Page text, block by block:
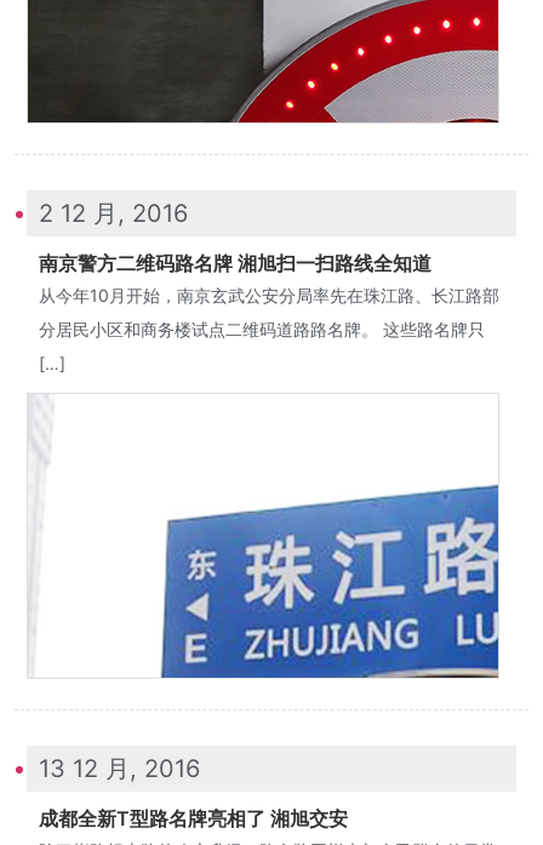
2 12 月, 2016
南京警方二维码路名牌 湘旭扫一扫路线全知道
从今年10月开始，南京玄武公安分局率先在珠江路、长江路部
分居民小区和商务楼试点二维码道路路名牌。 这些路名牌只
[…]
13 12 月, 2016
成都全新T型路名牌亮相了 湘旭交安